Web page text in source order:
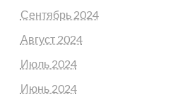
Сентябрь 2024
Август 2024
Июль 2024
Июнь 2024